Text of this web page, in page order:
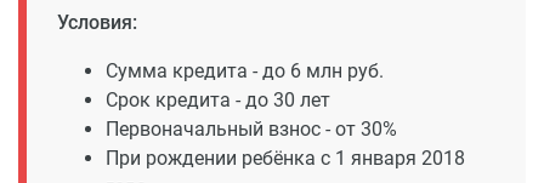
Условия:
Сумма кредита - до 6 млн руб.
Срок кредита - до 30 лет
Первоначальный взнос - от 30%
При рождении ребёнка с 1 января 2018